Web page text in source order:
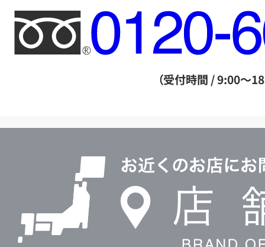
フ
リ
ー
ル
（受付時間 / 9:00～